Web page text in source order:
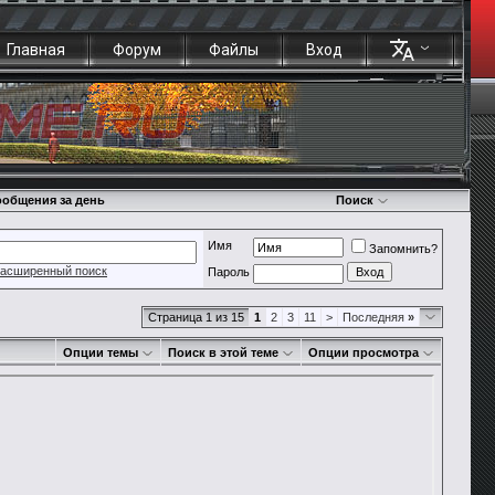
Главная Форум Файлы Вход
за день Поиск
поиск
Имя
Запомнить?
Пароль
Страница 1 из 15 1 2 3 11 > Последняя »
Опции темы Поиск в этой теме Опции просмотра